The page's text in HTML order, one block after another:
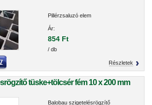
Pillérzsaluzó elem
Ár:
854 Ft
/ db
Részletek
tüske+tölcsér fém 10 x 200 mm
Balobau szigetelésrögzítő